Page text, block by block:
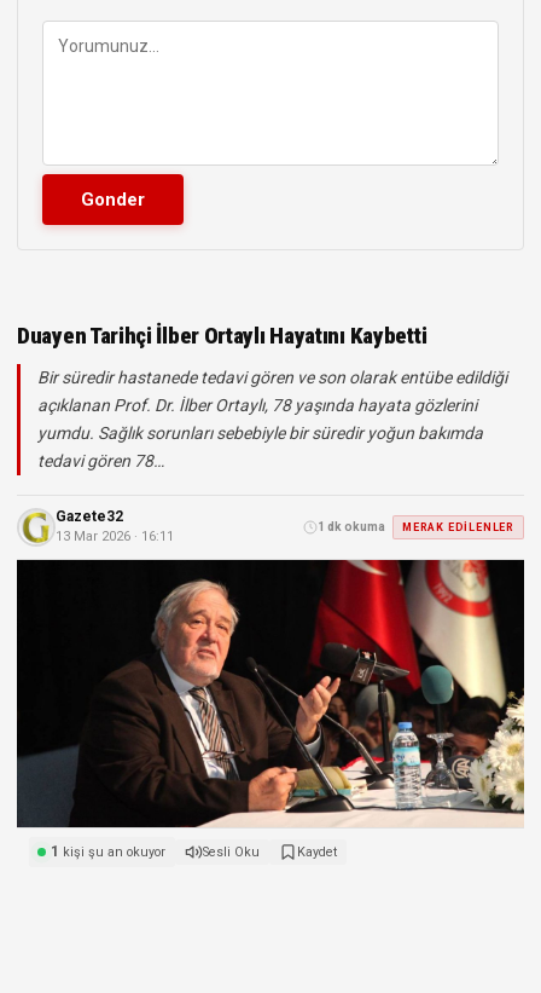
Duayen Tarihçi İlber Ortaylı Hayatını Kaybetti
Bir süredir hastanede tedavi gören ve son olarak entübe edildiği
açıklanan Prof. Dr. İlber Ortaylı, 78 yaşında hayata gözlerini
yumdu. Sağlık sorunları sebebiyle bir süredir yoğun bakımda
tedavi gören 78…
Gazete32
13 Mar 2026 · 16:11
1 dk okuma MERAK EDILENLER
1 kişi şu an okuyor Sesli Oku Kaydet